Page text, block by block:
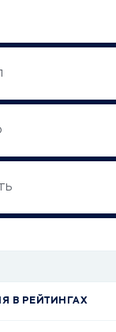
В РЕЙТИНГАХ